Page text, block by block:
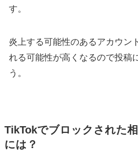
す。
炎上する可能性のあるアカウン
れる可能性が高くなるので投稿
う。
TikTokでブロックされた
には？